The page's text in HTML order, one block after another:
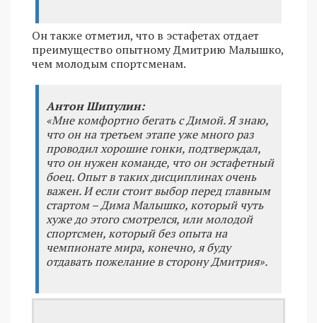
Он также отметил, что в эстафетах отдает
преимущество опытному Дмитрию Малышко,
чем молодым спортсменам.
Антон Шипулин:
«Мне комфортно бегать с Димой. Я знаю,
что он на третьем этапе уже много раз
проводил хорошие гонки, подтверждал,
что он нужен команде, что он эстафетный
боец. Опыт в таких дисциплинах очень
важен. И если стоит выбор перед главным
стартом – Дима Малышко, который чуть
хуже до этого смотрелся, или молодой
спортсмен, который без опыта на
чемпионате мира, конечно, я буду
отдавать пожелание в сторону Дмитрия».